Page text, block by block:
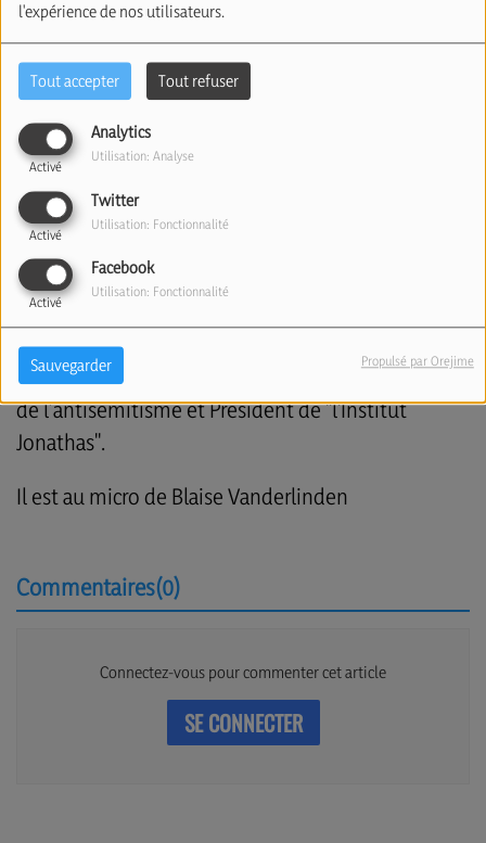
l'expérience de nos utilisateurs.
Tout accepter Tout refuser
Analytics
Activé
Utilisation: Analyse
Twitter
Activé
Utilisation: Fonctionnalité
Facebook
Activé
Utilisation: Fonctionnalité
Sauvegarder Propulsé par Orejime
27 février 2025
Écouter le podcast
Une étude publiée par "l’institut Jonathas",
commandée par le "Bnai Brith international",
revient sur la dynamique antisioniste présente sur
les campus des universités belges.
On en parle avec Joël Kotek, historien, spécialiste
de l’antisémitisme et Président de "l'Institut
Jonathas".
Il est au micro de Blaise Vanderlinden
Commentaires(0)
Connectez-vous pour commenter cet article
SE CONNECTER